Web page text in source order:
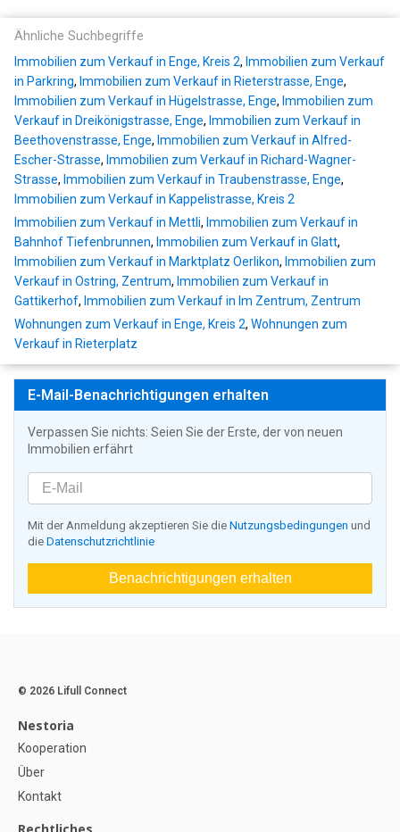
Ähnliche Suchbegriffe
Immobilien zum Verkauf in Enge, Kreis 2, Immobilien zum Verkauf
in Parkring, Immobilien zum Verkauf in Rieterstrasse, Enge,
Immobilien zum Verkauf in Hügelstrasse, Enge, Immobilien zum
Verkauf in Dreikönigstrasse, Enge, Immobilien zum Verkauf in
Beethovenstrasse, Enge, Immobilien zum Verkauf in Alfred-
Escher-Strasse, Immobilien zum Verkauf in Richard-Wagner-
Strasse, Immobilien zum Verkauf in Traubenstrasse, Enge,
Immobilien zum Verkauf in Kappelistrasse, Kreis 2
Immobilien zum Verkauf in Mettli, Immobilien zum Verkauf in
Bahnhof Tiefenbrunnen, Immobilien zum Verkauf in Glatt,
Immobilien zum Verkauf in Marktplatz Oerlikon, Immobilien zum
Verkauf in Ostring, Zentrum, Immobilien zum Verkauf in
Gattikerhof, Immobilien zum Verkauf in Im Zentrum, Zentrum
Wohnungen zum Verkauf in Enge, Kreis 2, Wohnungen zum
Verkauf in Rieterplatz
E-Mail-Benachrichtigungen erhalten
Verpassen Sie nichts: Seien Sie der Erste, der von neuen
Immobilien erfährt
Mit der Anmeldung akzeptieren Sie die Nutzungsbedingungen und
die Datenschutzrichtlinie
Benachrichtigungen erhalten
© 2026 Lifull Connect
Nestoria
Kooperation
Über
Kontakt